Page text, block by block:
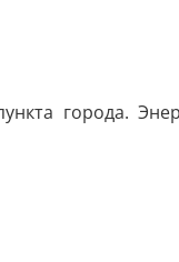
города.